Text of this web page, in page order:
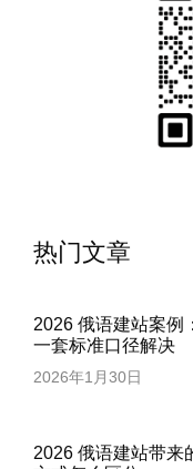
热门文章
2026 俄语建站案例
一套标准口径解决
2026年1月30日
2026 俄语建站带来